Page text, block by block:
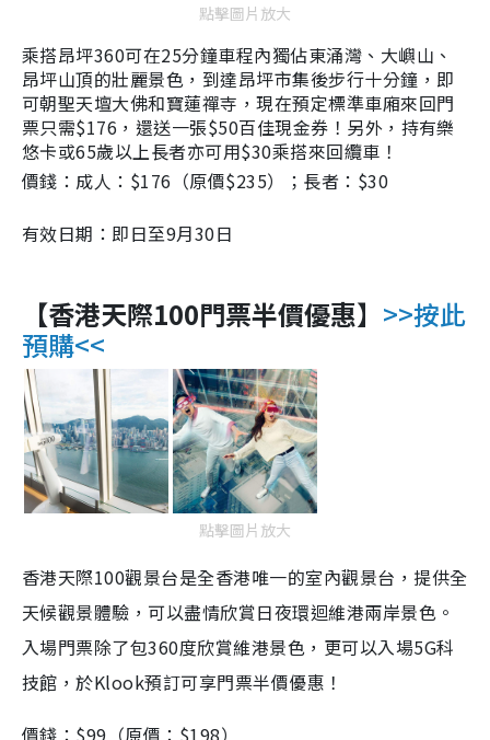
點擊圖片放大
乘搭昂坪360可在25分鐘車程內獨佔東涌灣、大嶼山、
昂坪山頂的壯麗景色，到達昂坪市集後步行十分鐘，即
可朝聖天壇大佛和寶蓮禪寺，現在預定標準車廂來回門
票只需$176，還送一張$50百佳現金券！另外，持有樂
悠卡或65歲以上長者亦可用$30乘搭來回纜車！
價錢：成人：$176（原價$235）；長者：$30
有效日期：即日至9月30日
【香港天際100門票半價優惠】 >>按此
預購<<
點擊圖片放大
香港天際100觀景台是全香港唯一的室內觀景台，提供全
天候觀景體驗，可以盡情欣賞日夜環迴維港兩岸景色。
入場門票除了包360度欣賞維港景色，更可以入場5G科
技館，於Klook預訂可享門票半價優惠！
價錢：$99（原價：$198）